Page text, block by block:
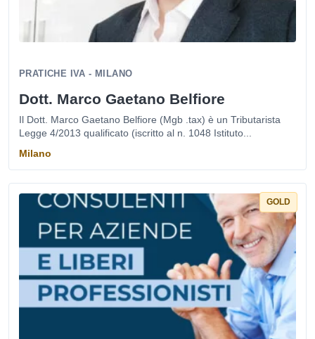
PRATICHE IVA - MILANO
Dott. Marco Gaetano Belfiore
Il Dott. Marco Gaetano Belfiore (Mgb .tax) è un Tributarista
Legge 4/2013 qualificato (iscritto al n. 1048 Istituto...
Milano
GOLD